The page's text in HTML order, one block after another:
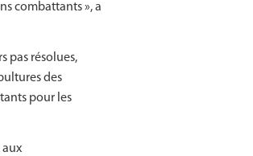
combattants », a
pas résolues,
des
pour les
aux